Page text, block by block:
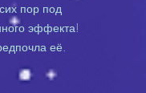
пор под
эффекта!
её.